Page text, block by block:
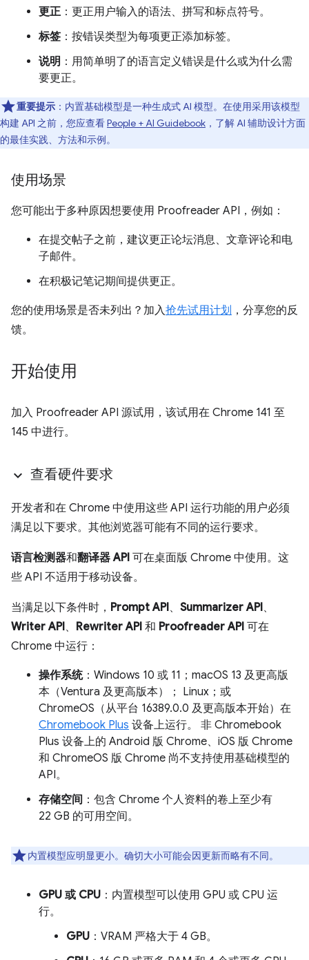
更正 ：更正用户输入的语法、拼写和标点符号。
标签 ：按错误类型为每项更正添加标签。
说明 ：用简单明了的语言定义错误是什么或为什么需
要更正。
重要提示 ：内置基础模型是一种生成式 AI 模型。在使用采用该模型
构建 API 之前，您应查看People + AI Guidebook ，了解 AI 辅助设计方面
的最佳实践、方法和示例。
使用场景
您可能出于多种原因想要使用 Proofreader API，例如：
在提交帖子之前，建议更正论坛消息、文章评论和电
子邮件。
在积极记笔记期间提供更正。
您的使用场景是否未列出？加入抢先试用计划 ，分享您的反
馈。
开始使用
加入 Proofreader API 源试用，该试用在 Chrome 141 至
145 中进行。
查看硬件要求
开发者和在 Chrome 中使用这些 API 运行功能的用户必须
满足以下要求。其他浏览器可能有不同的运行要求。
语言检测器和翻译器 API 可在桌面版 Chrome 中使用。这
些 API 不适用于移动设备。
当满足以下条件时， Prompt API、 Summarizer API、
Writer API、 Rewriter API 和 Proofreader API 可在
Chrome 中运行：
操作系统：Windows 10 或 11；macOS 13 及更高版
本（Ventura 及更高版本）； Linux；或
ChromeOS（从平台 16389.0.0 及更高版本开始）在
Chromebook Plus 设备上运行。 非 Chromebook
Plus 设备上的 Android 版 Chrome、iOS 版 Chrome
和 ChromeOS 版 Chrome 尚不支持使用基础模型的
API。
存储空间 ：包含 Chrome 个人资料的卷上至少有
22 GB 的可用空间。
内置模型应明显更小。确切大小可能会因更新而略有不同。
GPU 或 CPU ：内置模型可以使用 GPU 或 CPU 运
行。
GPU ：VRAM 严格大于 4 GB。